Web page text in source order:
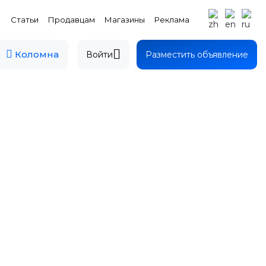
Статьи Продавцам Магазины Реклама
Коломна Войти Разместить объявление